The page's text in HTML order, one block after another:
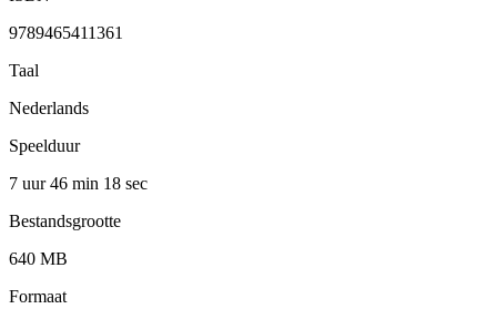
9789465411361
Taal
Nederlands
Speelduur
7 uur 46 min 18 sec
Bestandsgrootte
640 MB
Formaat